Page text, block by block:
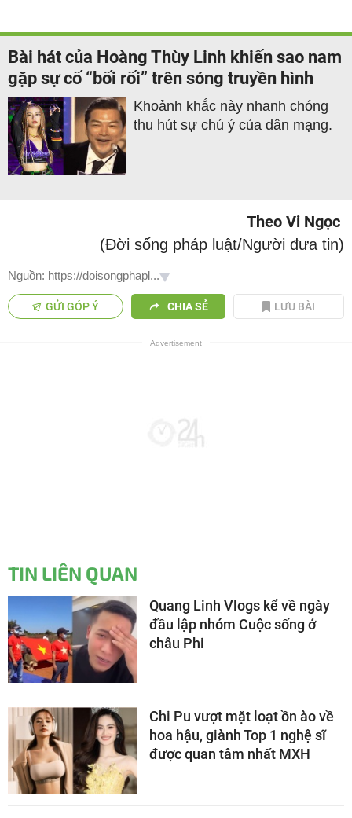
Bài hát của Hoàng Thùy Linh khiến sao nam
gặp sự cố “bối rối” trên sóng truyền hình
Khoảnh khắc này nhanh chóng
thu hút sự chú ý của dân mạng.
Theo Vi Ngọc
(Đời sống pháp luật/Người đưa tin)
Nguồn: https://doisongphapl...
GỬI GÓP Ý CHIA SẺ LƯU BÀI
TIN LIÊN QUAN
Quang Linh Vlogs kể về ngày
đầu lập nhóm Cuộc sống ở
châu Phi
Chi Pu vượt mặt loạt ồn ào về
hoa hậu, giành Top 1 nghệ sĩ
được quan tâm nhất MXH